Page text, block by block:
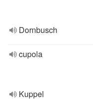
Dornbusch
cupola
Kuppel